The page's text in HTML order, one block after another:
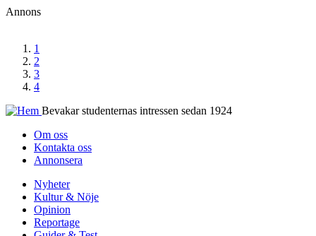
Hoppa
Annons
1
2
3
4
Bevakar studenternas intressen sedan 1924
Second
header
menu
Om oss
Kontakta oss
Annonsera
Huvudmeny
Nyheter
Kultur & Nöje
Opinion
Reportage